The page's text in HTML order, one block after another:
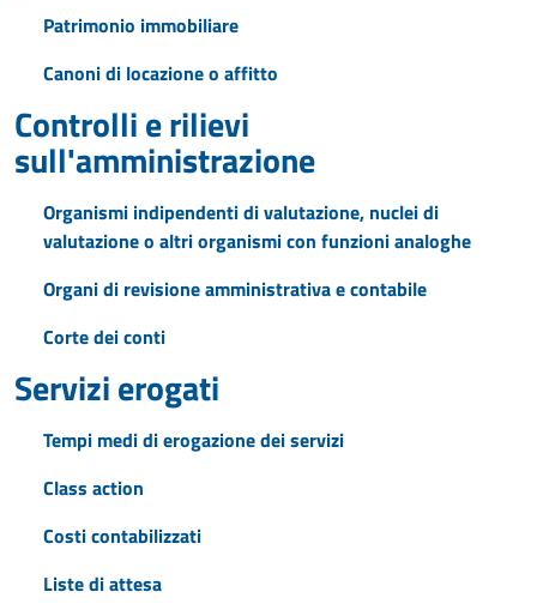
Patrimonio immobiliare
Canoni di locazione o affitto
Controlli e rilievi
sull'amministrazione
Organismi indipendenti di valutazione, nuclei di
valutazione o altri organismi con funzioni analoghe
Organi di revisione amministrativa e contabile
Corte dei conti
Servizi erogati
Tempi medi di erogazione dei servizi
Class action
Costi contabilizzati
Liste di attesa